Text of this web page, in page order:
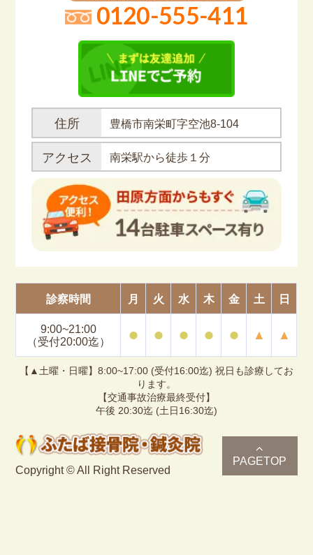
0120-555-411
住所 豊橋市南栄町字空池8-104
アクセス 南栄駅から徒歩１分
診察時間 月 火 水 木 金 土 日
9:00~21:00
（受付20:00迄）
⚫︎ ⚫︎ ⚫︎ ⚫︎ ⚫︎ ▲ ▲
【▲土曜・日曜】8:00~17:00 (受付16:00迄) 祝日も診療してお
ります。
【交通事故治療最終受付】
午後 20:30迄 (土日16:30迄)
Copyright © All Right Reserved
PAGETOP